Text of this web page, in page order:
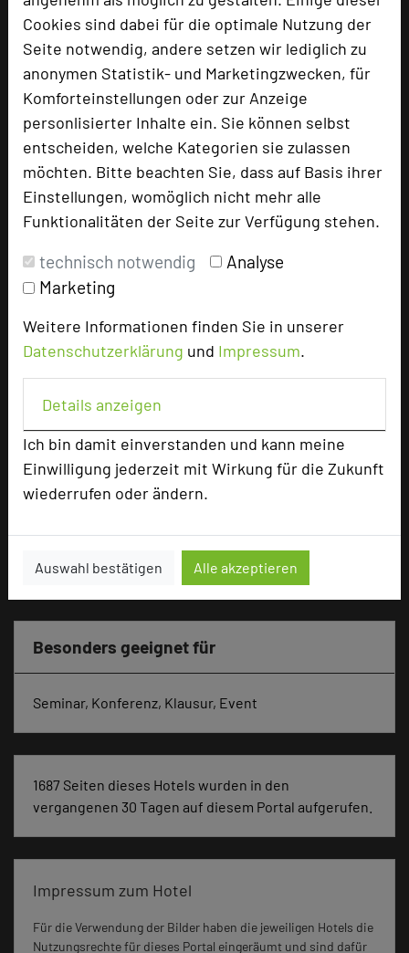
Cookies sind dabei für die optimale Nutzung der
Seite notwendig, andere setzen wir lediglich zu
anonymen Statistik- und Marketingzwecken, für
Komforteinstellungen oder zur Anzeige
personlisierter Inhalte ein. Sie können selbst
entscheiden, welche Kategorien sie zulassen
möchten. Bitte beachten Sie, dass auf Basis ihrer
Einstellungen, womöglich nicht mehr alle
Funktionalitäten der Seite zur Verfügung stehen.
technisch notwendig
Analyse
Marketing
Weitere Informationen finden Sie in unserer
Datenschutzerklärung und Impressum.
Details anzeigen
Ich bin damit einverstanden und kann meine
Einwilligung jederzeit mit Wirkung für die Zukunft
wiederrufen oder ändern.
Auswahl bestätigen Alle akzeptieren
zur Tagungsanfrage hinzufügen add_circle
Bewertung
Tagungsleiter
Max. Tagungskapazität (Personen)
Parlamentarisch
Reihenbestuhlung
90
Tagungsräume
Ausstellungsfläche
Einzelzimmer
Besonders geeignet für
Seminar, Konferenz, Klausur, Event
1687 Seiten dieses Hotels wurden in den
vergangenen 30 Tagen auf diesem Portal aufgerufen.
Impressum zum Hotel
Für die Verwendung der Bilder haben die jeweiligen Hotels die
Nutzungsrechte für dieses Portal eingeräumt und sind dafür